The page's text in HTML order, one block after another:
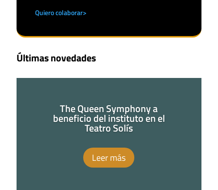
Quiero colaborar>
Últimas novedades
The Queen Symphony a
beneficio del instituto en el
Teatro Solís
Leer más